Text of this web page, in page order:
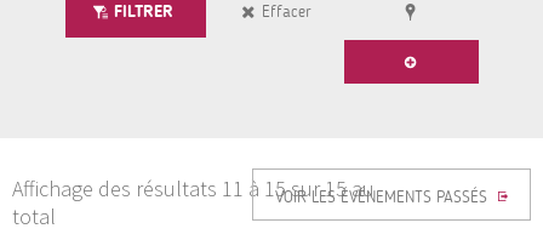
FILTRER Effacer
Affichage des résultats 11 à 15 sur 15 au
total
VOIR LES ÉVÉNEMENTS PASSÉS